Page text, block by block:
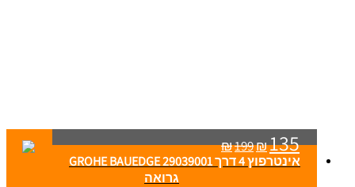
₪199₪135
אינטרפוץ 4 דרך 29039001 GROHE BAUEDGE
גרואה